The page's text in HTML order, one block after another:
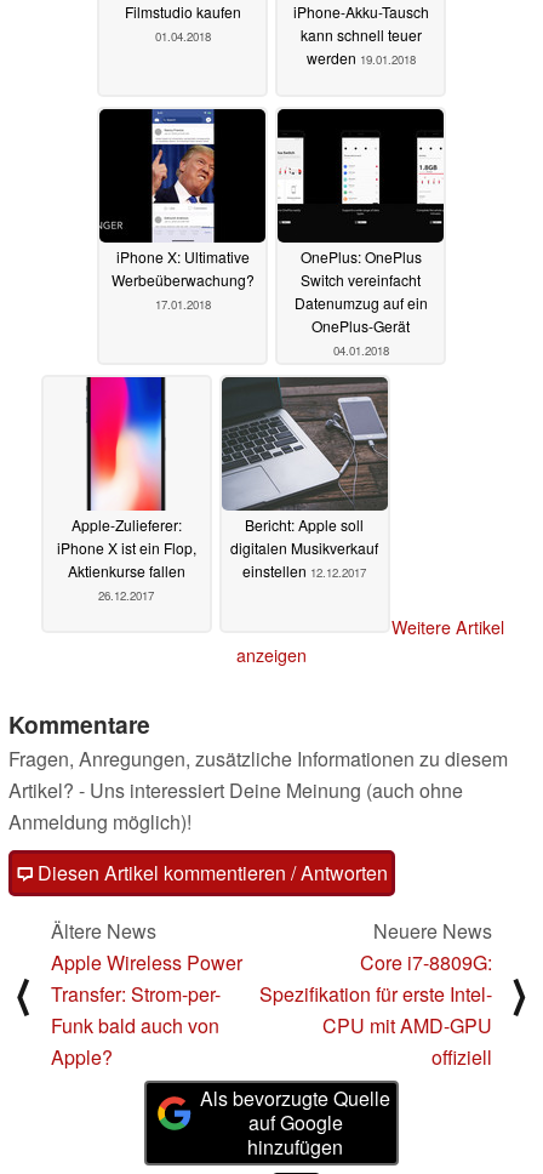
Filmstudio kaufen
01.04.2018
iPhone-Akku-Tausch
kann schnell teuer
werden 19.01.2018
iPhone X: Ultimative
Werbeüberwachung?
17.01.2018
OnePlus: OnePlus
Switch vereinfacht
Datenumzug auf ein
OnePlus-Gerät
04.01.2018
Apple-Zulieferer:
iPhone X ist ein Flop,
Aktienkurse fallen
26.12.2017
Bericht: Apple soll
digitalen Musikverkauf
einstellen 12.12.2017
Weitere Artikel
anzeigen
Kommentare
Fragen, Anregungen, zusätzliche Informationen zu diesem
Artikel? - Uns interessiert Deine Meinung (auch ohne
Anmeldung möglich)!
Diesen Artikel kommentieren / Antworten
⟨
Ältere News
Apple Wireless Power
Transfer: Strom-per-
Funk bald auch von
Apple?
Neuere News
Core i7-8809G:
Spezifikation für erste Intel-
CPU mit AMD-GPU
offiziell
⟩
Als bevorzugte Quelle
auf Google
hinzufügen